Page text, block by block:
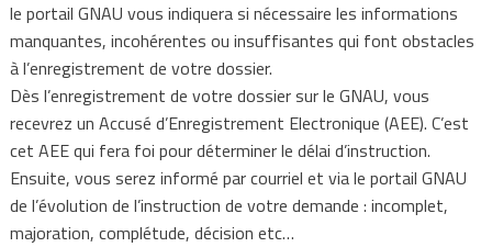
le portail GNAU vous indiquera si nécessaire les informations
manquantes, incohérentes ou insuffisantes qui font obstacles
à l’enregistrement de votre dossier.
Dès l’enregistrement de votre dossier sur le GNAU, vous
recevrez un Accusé d’Enregistrement Electronique (AEE). C’est
cet AEE qui fera foi pour déterminer le délai d’instruction.
Ensuite, vous serez informé par courriel et via le portail GNAU
de l’évolution de l’instruction de votre demande : incomplet,
majoration, complétude, décision etc…